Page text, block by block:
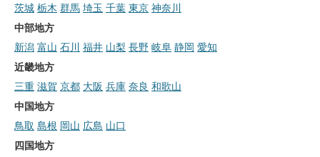
茨城 栃木 群馬 埼玉 千葉 東京 神奈川
中部地方
新潟 富山 石川 福井 山梨 長野 岐阜 静岡 愛知
近畿地方
三重 滋賀 京都 大阪 兵庫 奈良 和歌山
中国地方
鳥取 島根 岡山 広島 山口
四国地方